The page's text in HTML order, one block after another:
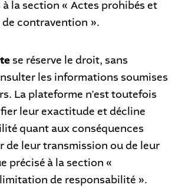
à la section « Actes prohibés et
contravention ».
se réserve le droit, sans
les informations soumises
La plateforme n’est toutefois
leur exactitude et décline
quant aux conséquences
de leur transmission ou de leur
précisé à la section «
de responsabilité ».